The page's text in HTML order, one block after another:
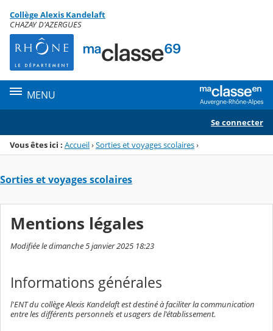
Menu de la rubrique
Contenu
Collège Alexis Kandelaft
CHAZAY D'AZERGUES
MENU
Se connecter
Vous êtes ici : Accueil›Sorties et voyages scolaires›
Sorties et voyages scolaires
Mentions légales
Modifiée le dimanche 5 janvier 2025 18:23
Informations générales
l'ENT du collège Alexis Kandelaft est destiné à faciliter la communication
entre les différents personnels et usagers de l'établissement.